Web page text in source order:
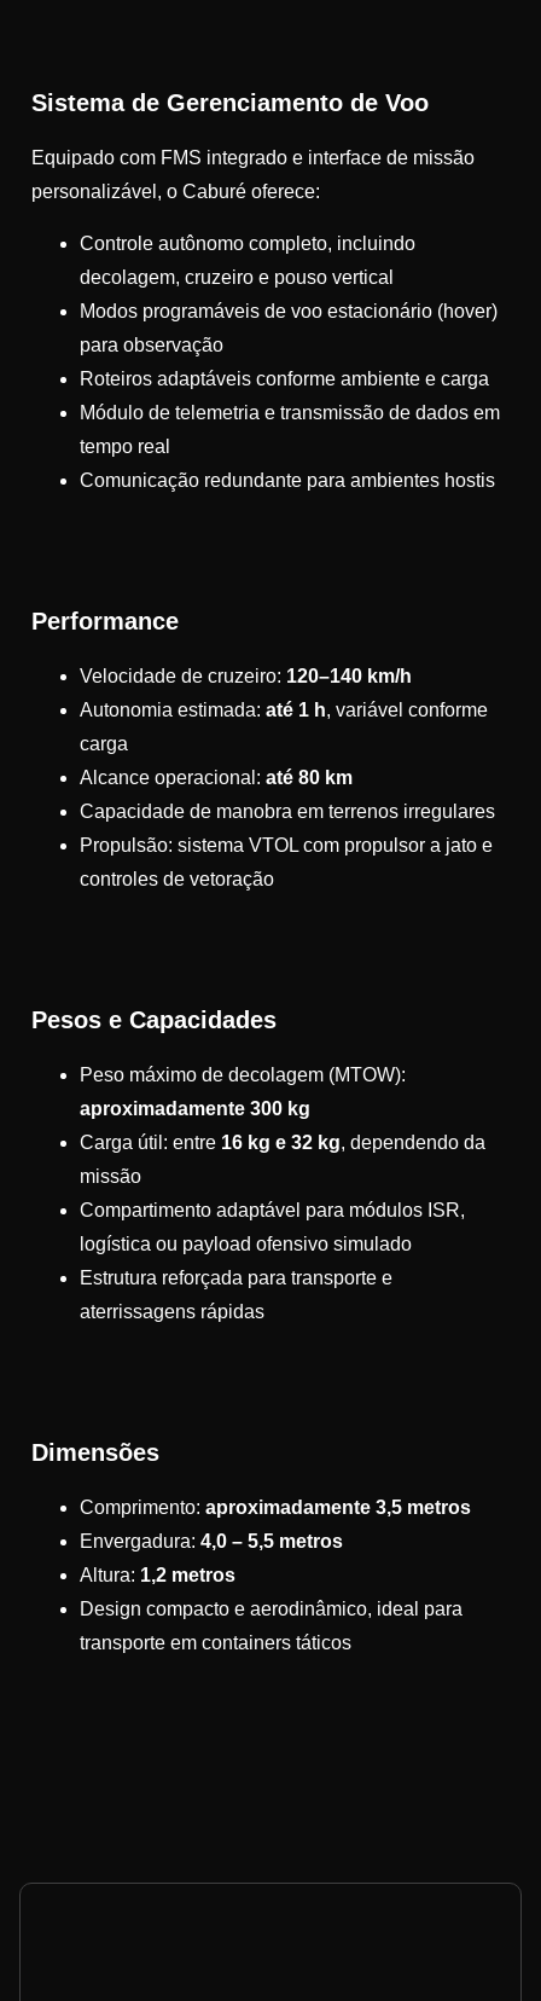
Sistema de Gerenciamento de Voo
Equipado com FMS integrado e interface de missão
personalizável, o Caburé oferece:
Controle autônomo completo, incluindo
decolagem, cruzeiro e pouso vertical
Modos programáveis de voo estacionário (hover)
para observação
Roteiros adaptáveis conforme ambiente e carga
Módulo de telemetria e transmissão de dados em
tempo real
Comunicação redundante para ambientes hostis
Performance
Velocidade de cruzeiro: 120–140 km/h
Autonomia estimada: até 1 h, variável conforme
carga
Alcance operacional: até 80 km
Capacidade de manobra em terrenos irregulares
Propulsão: sistema VTOL com propulsor a jato e
controles de vetoração
Pesos e Capacidades
Peso máximo de decolagem (MTOW):
aproximadamente 300 kg
Carga útil: entre 16 kg e 32 kg, dependendo da
missão
Compartimento adaptável para módulos ISR,
logística ou payload ofensivo simulado
Estrutura reforçada para transporte e
aterrissagens rápidas
Dimensões
Comprimento: aproximadamente 3,5 metros
Envergadura: 4,0 – 5,5 metros
Altura: 1,2 metros
Design compacto e aerodinâmico, ideal para
transporte em containers táticos